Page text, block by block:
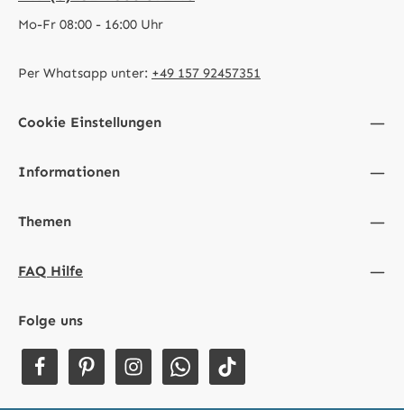
Mo-Fr 08:00 - 16:00 Uhr
Per Whatsapp unter: +49 157 92457351
Cookie Einstellungen
Informationen
Themen
FAQ Hilfe
Folge uns